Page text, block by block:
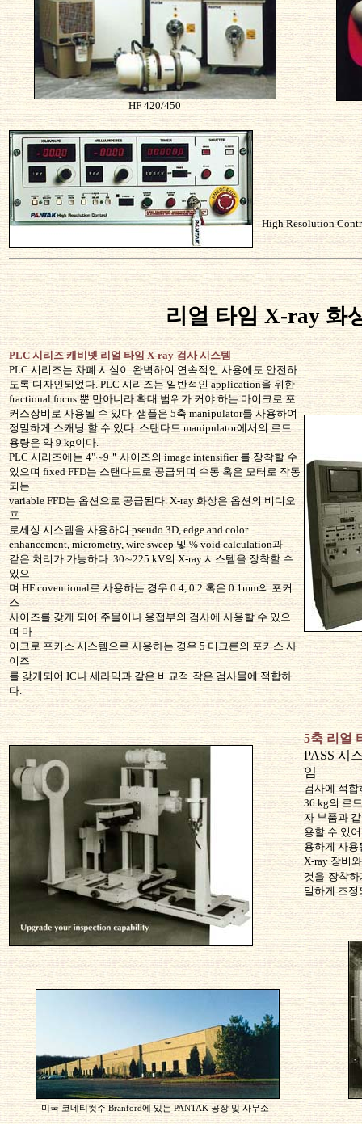
HF 420/450
High Resolution
리얼 타임 X-ray 화
PLC 시리즈 캐비넷 리얼 타임 X-ray 검사 시스템
PLC 시리즈는 차폐 시설이 완벽하여 연속적인 사용에도 안전하
도록 디자인되었다. PLC 시리즈는 일반적인 application을 위한
fractional focus 뿐 만아니라 확대 범위가 커야 하는 마이크로 포
커스장비로 사용될 수 있다. 샘플은 5축 manipulator를 사용하여
정밀하게 스캐닝 할 수 있다. 스탠다드 manipulator에서의 로드
용량은 약 9 kg이다.
PLC 시리즈에는 4"∼9＂사이즈의 image intensifier 를 장착할 수
있으며 fixed FFD는 스탠다드로 공급되며 수동 혹은 모터로 작동
되는
variable FFD는 옵션으로 공급된다. X-ray 화상은 옵션의 비디오
프
로세싱 시스템을 사용하여 pseudo 3D, edge and color
enhancement, micrometry, wire sweep 및 % void calculation과
같은 처리가 가능하다. 30∼225 kV의 X-ray 시스템을 장착할 수
있으
며 HF coventional로 사용하는 경우 0.4, 0.2 혹은 0.1mm의 포커
스
사이즈를 갖게 되어 주물이나 용접부의 검사에 사용할 수 있으
며 마
이크로 포커스 시스템으로 사용하는 경우 5 미크론의 포커스 사
이즈
를 갖게되어 IC나 세라믹과 같은 비교적 작은 검사물에 적합하
다.
5축 리얼
PASS 시
임
검사에 적합
36 kg의 로
자 부품과
용할 수 있
용하게 사용
X-ray 장비
것을 장착하
밀하게 조정
미국 코네티컷주 Branford에 있는 PANTAK 공장 및 사무소